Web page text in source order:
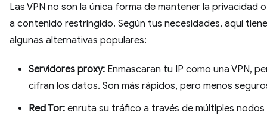
Las VPN no son la única forma de mantener la privacidad
a contenido restringido. Según tus necesidades, aquí
algunas alternativas populares:
Servidores proxy: Enmascaran tu IP como una VPN,
cifran los datos. Son más rápidos, pero menos
Red Tor: enruta su tráfico a través de múltiples nodos